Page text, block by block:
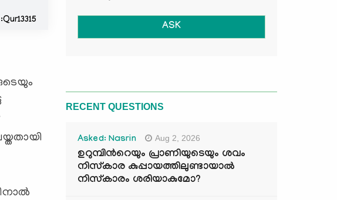
ASK
RECENT QUESTIONS
Asked: Nasrin Aug 2, 2026
ഉറുമ്പിന്‍റെയും പ്രാണിയുടെയും ശവം
നിസ്കാര കുപ്പായത്തിലുണ്ടായാൽ
നിസ്കാരം ശരിയാകുമോ?